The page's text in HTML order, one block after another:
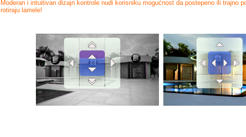
Moderan i intuitivan dizajn kontrole nudi korisniku mogućnost da postepeno ili trajno
rotiraju lamele!